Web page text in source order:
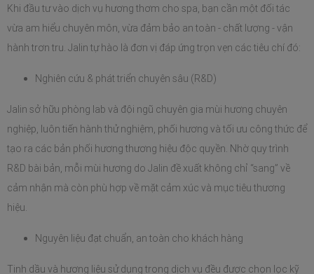
Khi đầu tư vào dịch vụ hương thơm cho spa, bạn cần một đối tác
vừa am hiểu chuyên môn, vừa đảm bảo an toàn - chất lượng - vận
hành trơn tru. Jalin tự hào là đơn vị đáp ứng trọn vẹn các tiêu chí đó:
Nghiên cứu & phát triển chuyên sâu (R&D)
Jalin sở hữu phòng lab và đội ngũ chuyên gia mùi hương chuyên
nghiệp, luôn tiến hành thử nghiệm, phối hương và tối ưu công thức để
tạo ra các bản phối hương thương hiệu độc quyền. Nhờ quy trình
R&D bài bản, mỗi mùi hương do Jalin đề xuất không chỉ “sang” về
cảm nhận mà còn phù hợp về mặt cảm xúc và mục tiêu thương
hiệu.
Nguyên liệu đạt chuẩn, an toàn cho khách hàng
Tinh dầu và hương liệu sử dụng trong dịch vụ đều được chọn lọc kỹ